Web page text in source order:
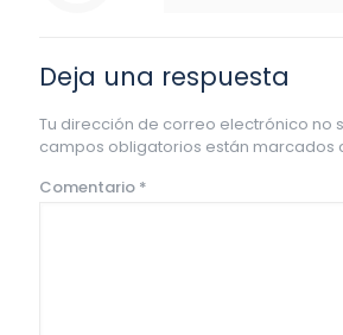
Deja una respuesta
Tu dirección de correo electrónico no
campos obligatorios están marcados
Comentario *